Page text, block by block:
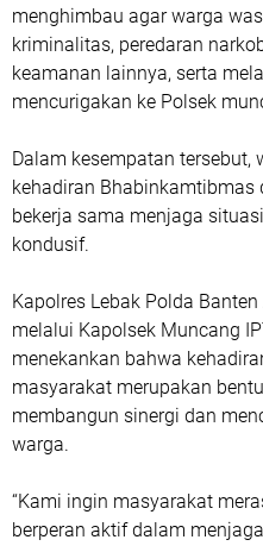
menghimbau agar warga
kriminalitas, peredaran
keamanan lainnya, serta
mencurigakan ke Polsek
Dalam kesempatan tersebut,
kehadiran Bhabinkamtibmas
bekerja sama menjaga
kondusif.
Kapolres Lebak Polda Banten
melalui Kapolsek Muncang
menekankan bahwa
masyarakat merupakan
membangun sinergi dan
warga.
“Kami ingin masyarakat
berperan aktif dalam